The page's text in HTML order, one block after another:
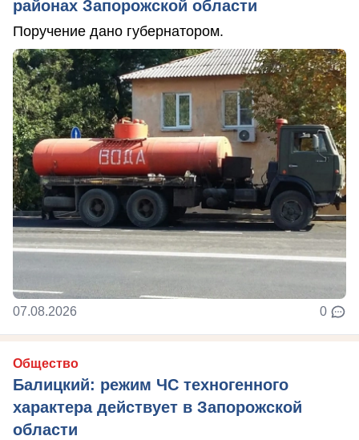
районах Запорожской области
Поручение дано губернатором.
07.08.2026 0
Общество
Балицкий: режим ЧС техногенного
характера действует в Запорожской
области